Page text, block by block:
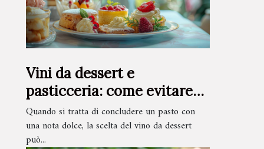
Vini da dessert e
pasticceria: come evitare
errori negli abbinamenti
Quando si tratta di concludere un pasto con
una nota dolce, la scelta del vino da dessert
può...